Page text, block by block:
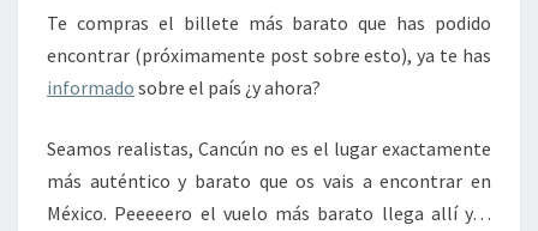
C
I
L
R
Te compras el billete más barato que has podido
encontrar (próximamente post sobre esto), ya te has
informado sobre el país ¿y ahora?
Seamos realistas, Cancún no es el lugar exactamente
más auténtico y barato que os vais a encontrar en
México. Peeeeero el vuelo más barato llega allí y…